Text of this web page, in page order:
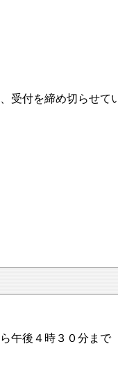
受付を締め切らせて
午後４時３０分まで